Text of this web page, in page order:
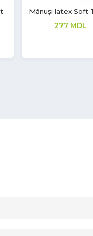
Mănuși latex Soft
277 MDL